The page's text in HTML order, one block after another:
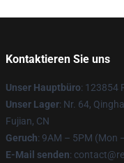
Kontaktieren Sie uns
Unser Hauptbüro: 123854
Unser Lager: Nr. 64,
Fujian, CN
Geruch: 9AM – 5PM (Mon
E-Mail senden: